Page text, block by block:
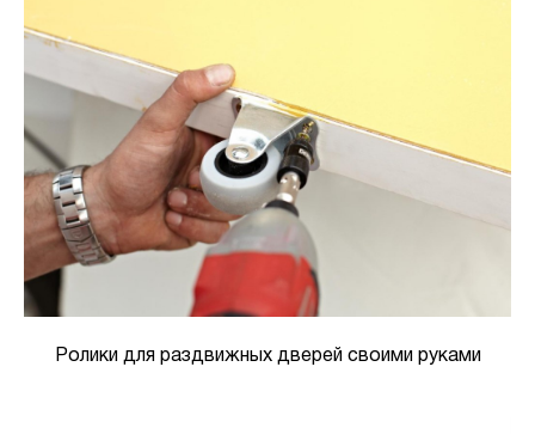
Ролики для раздвижных дверей своими руками